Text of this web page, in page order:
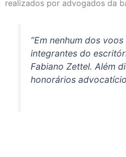
realizados por advogados da
“Em nenhum dos
integrantes do
Fabiano Zettel. Além
honorários